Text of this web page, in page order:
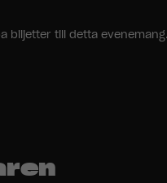
biljetter till detta